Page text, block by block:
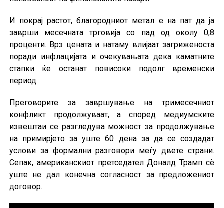
И покрај растот, благородниот метал е на пат да ја
заврши месечната трговија со пад од околу 0,8
проценти. Врз цената и натаму влијаат загриженоста
поради инфлацијата и очекувањата дека каматните
стапки ќе останат повисоки подолг временски
период.
Преговорите за завршување на тримесечниот
конфликт продолжуваат, а според медиумските
извештаи се разгледува можност за продолжување
на примирјето за уште 60 дена за да се создадат
услови за формални разговори меѓу двете страни.
Сепак, американскиот претседател Доналд Трамп сè
уште не дал конечна согласност за предложениот
договор.